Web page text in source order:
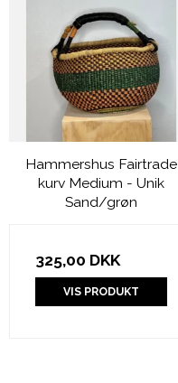
Hammershus Fairtrade
kurv Medium - Unik
Sand/grøn
325,00 DKK
VIS PRODUKT